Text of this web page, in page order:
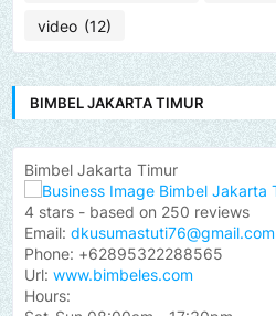
video (12)
BIMBEL JAKARTA TIMUR
Bimbel Jakarta Timur
4 stars - based on 250 reviews
Email: dkusumastuti76@gmail.com
Phone: +62895322288565
Url: www.bimbeles.com
Hours: